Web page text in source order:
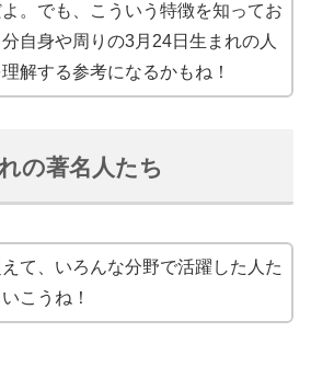
。でも、こういう特徴を知ってお
分自身や周りの3月24日生まれの人
解する参考になるかもね！
の著名人たち
て、いろんな分野で活躍した人た
こうね！